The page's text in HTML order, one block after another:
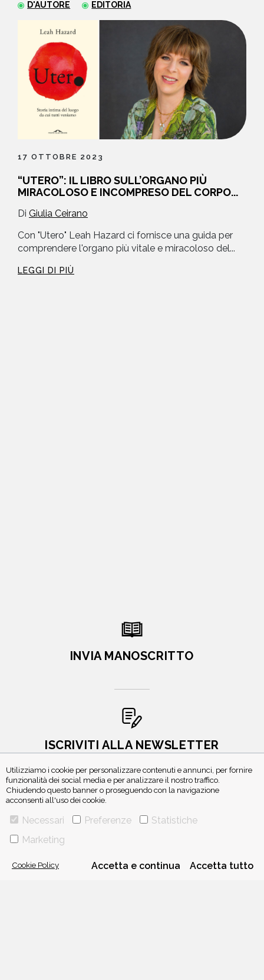
D'AUTORE EDITORIA
17 OTTOBRE 2023
“UTERO”: IL LIBRO SULL’ORGANO PIÙ
MIRACOLOSO E INCOMPRESO DEL CORPO...
Di Giulia Ceirano
Con "Utero" Leah Hazard ci fornisce una guida per
comprendere l'organo più vitale e miracoloso del...
LEGGI DI PIÙ
Utilizziamo i cookie per personalizzare contenuti e annunci, per fornire
funzionalità dei social media e per analizzare il nostro traffico.
Chiudendo questo banner o proseguendo con la navigazione
acconsenti all'uso dei cookie.
Necessari Preferenze
Statistiche
Marketing
Cookie Policy Accetta e continua Accetta tutto
INVIA MANOSCRITTO
ISCRIVITI ALLA NEWSLETTER
VIA GHERARDINI 10 - 20145 MILANO